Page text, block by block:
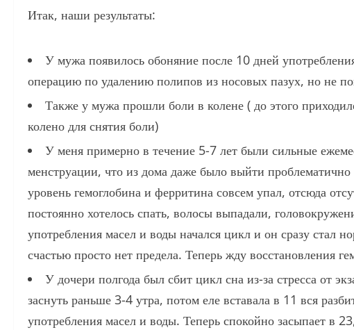
Итак, наши результаты:
У мужа появилось обоняние после 10 дней
операцию по удалению полипов из носовых пазух, но не
Также у мужа прошли боли в колене ( до этого
колено для снятия боли)
У меня примерно в течение 5-7 лет были сильные
менструации, что из дома даже было выйти
уровень гемоглобина и ферритина совсем упал, отсюда
постоянно хотелось спать, волосы выпадали,
употребления масел и воды начался цикл и он сразу стал
счастью просто нет предела. Теперь жду восстановления
У дочери полгода был сбит цикл сна из-за стресса от
заснуть раньше 3-4 утра, потом еле вставала в 11 вся
употребления масел и воды. Теперь спокойно засыпает в